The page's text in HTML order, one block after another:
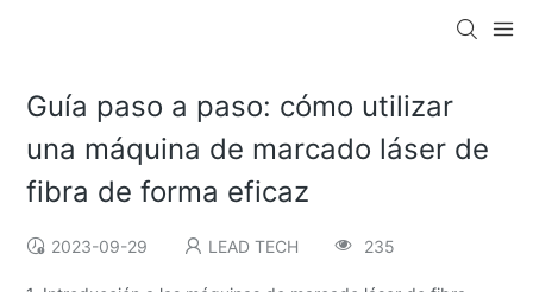
Guía paso a paso: cómo utilizar
una máquina de marcado láser de
fibra de forma eficaz
2023-09-29 LEAD TECH 235